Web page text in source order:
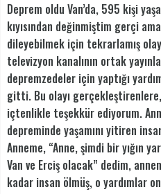
Deprem oldu Van’da, 595 kişi
kıyısından değinmiştim gerçi
dileyebilmek için tekrarlamış
televizyon kanalının ortak
depremzedeler için yaptığı
gitti. Bu olayı
içtenlikle teşekkür ediyorum.
depreminde yaşamını yitiren
Anneme, “Anne, şimdi bir yığın
Van ve Erciş olacak” dedim,
kadar insan ölmüş, o yardımlar